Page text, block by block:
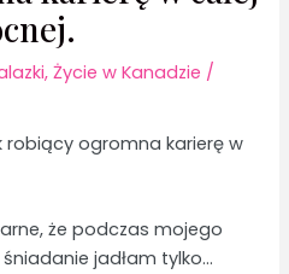
,Życie w Kanadzie /
robiący ogromna karierę w
że podczas mojego
jadłam tylko…